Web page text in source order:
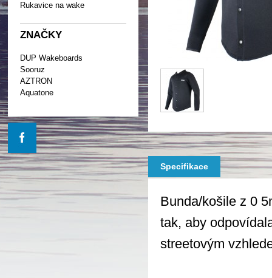
Rukavice na wake
ZNAČKY
DUP Wakeboards
Sooruz
AZTRON
Aquatone
Specifikace
Bunda/košile z 0
tak, aby
streetovým